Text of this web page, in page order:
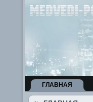
ГЛАВНАЯ